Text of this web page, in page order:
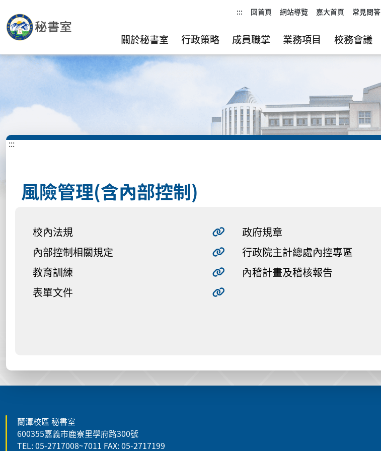
::: 回首頁 網站導覽 嘉大首頁 常見問答
關於秘書室 行政策略 成員職掌 業務項目 校務會議
:::
風險管理(含內部控制)
校內法規
內部控制相關規定
教育訓練
表單文件
政府規章
行政院主計總處內控專區
內稽計畫及稽核報告
蘭潭校區 秘書室
600355嘉義市鹿寮里學府路300號
TEL: 05-2717008~7011 FAX: 05-2717199